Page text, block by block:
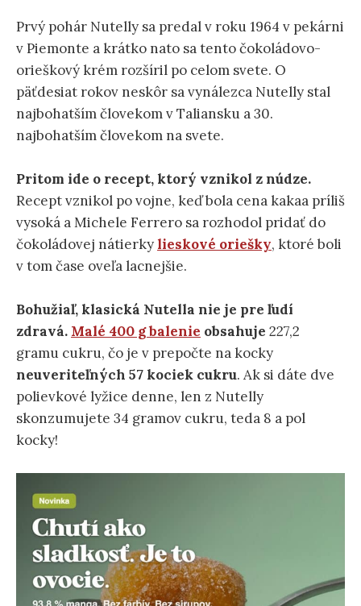
Prvý pohár Nutelly sa predal v roku 1964 v pekárni
v Piemonte a krátko nato sa tento čokoládovo-
orieškový krém rozšíril po celom svete. O
päťdesiat rokov neskôr sa vynálezca Nutelly stal
najbohatším človekom v Taliansku a 30.
najbohatším človekom na svete.
Pritom ide o recept, ktorý vznikol z núdze.
Recept vznikol po vojne, keď bola cena kakaa príliš
vysoká a Michele Ferrero sa rozhodol pridať do
čokoládovej nátierkylieskové oriešky, ktoré boli
v tom čase oveľa lacnejšie.
Bohužiaľ, klasická Nutella nie je pre ľudí
zdravá. Malé 400 g balenie obsahuje 227,2
gramu cukru, čo je v prepočte na kocky
neuveriteľných 57 kociek cukru. Ak si dáte dve
polievkové lyžice denne, len z Nutelly
skonzumujete 34 gramov cukru, teda 8 a pol
kocky!